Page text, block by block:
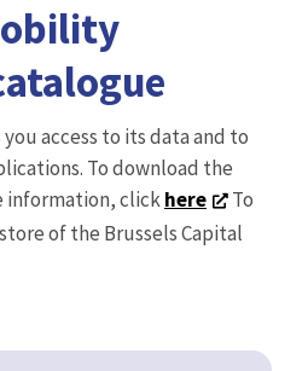
access to its data and to
To download the
information, clickhere
To
of the Brussels Capital